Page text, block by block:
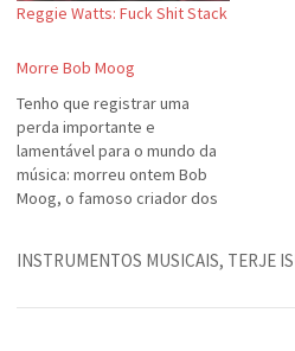
Reggie Watts: Fuck Shit Stack
Morre Bob Moog
Tenho que registrar uma
perda importante e
lamentável para o mundo da
música: morreu ontem Bob
Moog, o famoso criador dos
para a criação de um novo
INSTRUMENTOS MUSICAIS, TERJE